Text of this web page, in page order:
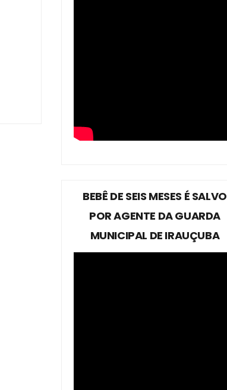
BEBÊ DE SEIS MESES É SALVO
POR AGENTE DA GUARDA
MUNICIPAL DE IRAUÇUBA